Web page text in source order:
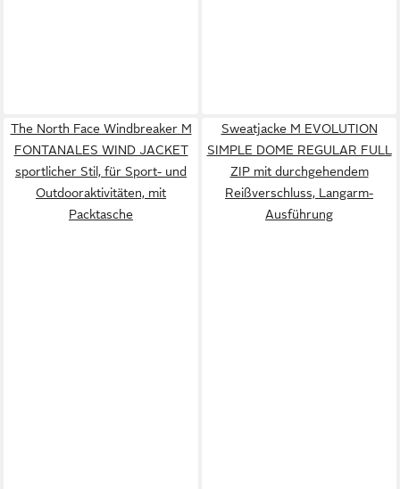
The North Face Windbreaker M
FONTANALES WIND JACKET
sportlicher Stil, für Sport- und
Outdooraktivitäten, mit
Packtasche
Sweatjacke M EVOLUTION
SIMPLE DOME REGULAR FULL
ZIP mit durchgehendem
Reißverschluss, Langarm-
Ausführung